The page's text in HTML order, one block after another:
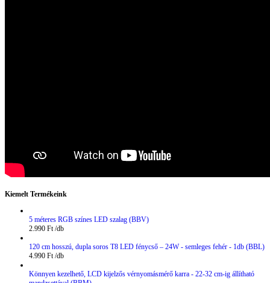
Kiemelt Termékeink
5 méteres RGB színes LED szalag (BBV)
2.990 Ft
120 cm hosszú, dupla soros T8 LED fénycső – 24W - semleges fehér - 1db (BBL)
4.990 Ft
Könnyen kezelhető, LCD kijelzős vérnyomásmérő karra - 22-32 cm-ig állítható